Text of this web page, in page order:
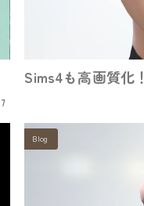
7
Sims4も高画質化
Blog